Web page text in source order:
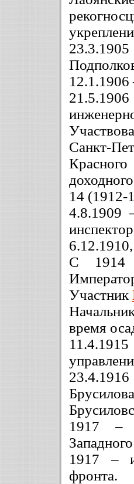
12.1.1906
Санкт-
14 (1912-
4.8.1909
С 1914
Участник
время
1917 –
1917 –
фронта.